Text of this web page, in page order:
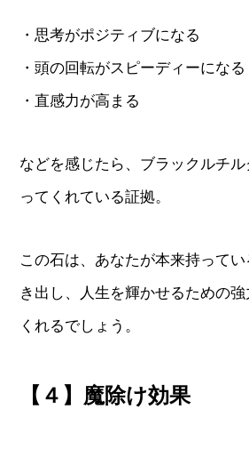
・思考がポジティブになる
・頭の回転がスピーディーになる
・直感力が高まる
などを感じたら、ブラックルチ
ってくれている証拠。
この石は、あなたが本来持ってい
き出し、人生を輝かせるための
くれるでしょう。
【４】魔除け効果